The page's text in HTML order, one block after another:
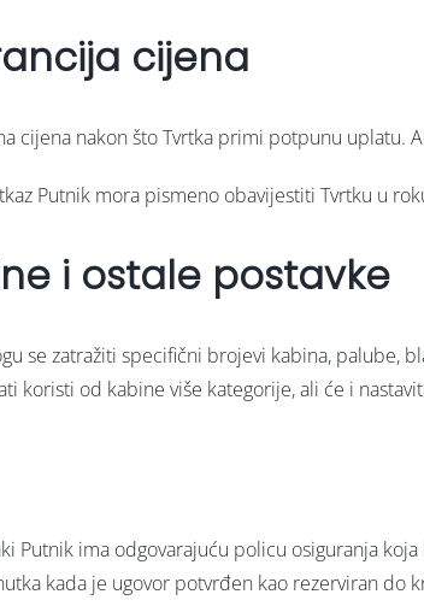
cijena
cijena nakon što Tvrtka primi potpunu
Putnik mora pismeno obavijestiti Tvrtku u
i ostale postavke
se zatražiti specifični brojevi kabina, palube,
koristi od kabine više kategorije, ali će i
Putnik ima odgovarajuću policu osiguranja
kada je ugovor potvrđen kao rezerviran do